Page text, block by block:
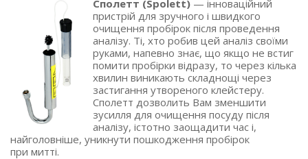
Сполетт (Spolett) — інноваційний
пристрій для зручного і швидкого
очищення пробірок після проведення
аналізу. Ті, хто робив цей аналіз своїми
руками, напевно знає, що якщо не встиг
помити пробірки відразу, то через кілька
хвилин виникають складнощі через
застигання утвореного клейстеру.
Сполетт дозволить Вам зменшити
зусилля для очищення посуду після
аналізу, істотно заощадити час і,
найголовніше, уникнути пошкодження пробірок
при митті.